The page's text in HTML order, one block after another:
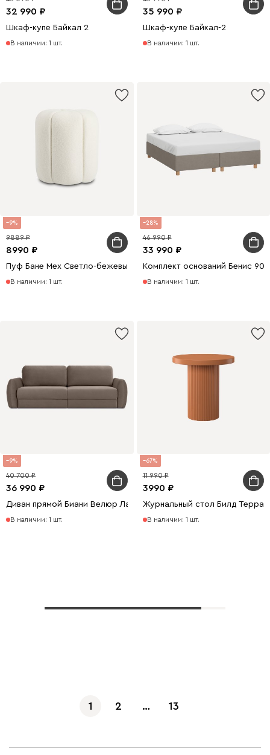
32 990
Шкаф-купе Байкал 2
В наличии: 1 шт.
35 990
Шкаф-купе Байкал-2
В наличии: 1 шт.
9
8990
9889
Пуф Бане Мех Светло-бежевый
В наличии: 1 шт.
28
33 990
46 990
Комплект оснований Бенис 90
В наличии: 1 шт.
9
36 990
40 700
Диван прямой Биани Велюр Латте
В наличии: 1 шт.
67
3990
11 990
Журнальный стол Билд
В наличии: 1 шт.
1 2 … 13